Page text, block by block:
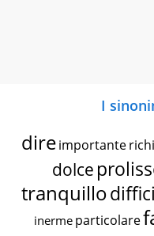
I
dire importante
dolce
tranquillo
inerme particolare